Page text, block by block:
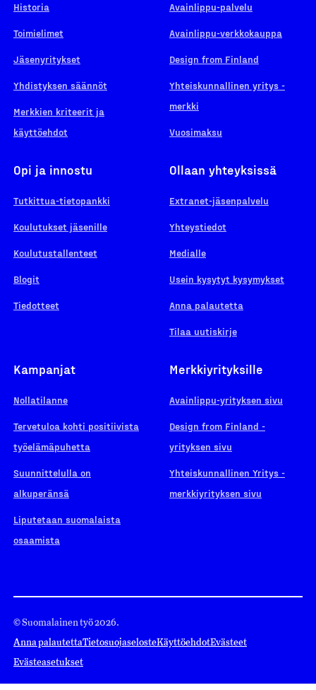
Historia
Toimielimet
Jäsenyritykset
Yhdistyksen säännöt
Merkkien kriteerit ja
käyttöehdot
Avainlippu-palvelu
Avainlippu-verkkokauppa
Design from Finland
Yhteiskunnallinen yritys -
merkki
Vuosimaksu
Opi ja innostu
Tutkittua-tietopankki
Koulutukset jäsenille
Koulutustallenteet
Blogit
Tiedotteet
Ollaan yhteyksissä
Extranet-jäsenpalvelu
Yhteystiedot
Medialle
Usein kysytyt kysymykset
Anna palautetta
Tilaa uutiskirje
Kampanjat
Nollatilanne
Tervetuloa kohti positiivista
työelämäpuhetta
Suunnittelulla on
alkuperänsä
Liputetaan suomalaista
osaamista
Merkkiyrityksille
Avainlippu-yrityksen sivu
Design from Finland -
yrityksen sivu
Yhteiskunnallinen Yritys -
merkkiyrityksen sivu
© Suomalainen työ 2026.
Anna palautettaTietosuojaselosteKäyttöehdotEvästeet
Evästeasetukset